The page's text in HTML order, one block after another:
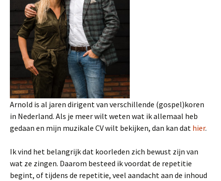
Arnold is al jaren dirigent van verschillende (gospel)koren
in Nederland. Als je meer wilt weten wat ik allemaal heb
gedaan en mijn muzikale CV wilt bekijken, dan kan dat hier.
Ik vind het belangrijk dat koorleden zich bewust zijn van
wat ze zingen. Daarom besteed ik voordat de repetitie
begint, of tijdens de repetitie, veel aandacht aan de inhoud